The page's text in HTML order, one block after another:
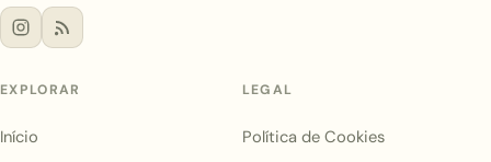
EXPLORAR
Início
LEGAL
Política de Cookies